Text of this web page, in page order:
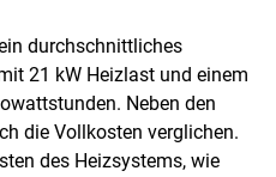
durchschnittliches
21 kW Heizlast und einem
Neben den
die Vollkosten verglichen.
des Heizsystems, wie